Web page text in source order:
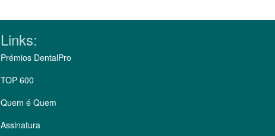
Links:
Prémios DentalPro
TOP 600
Quem é Quem
Assinatura